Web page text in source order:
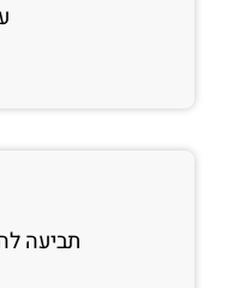
תביעה